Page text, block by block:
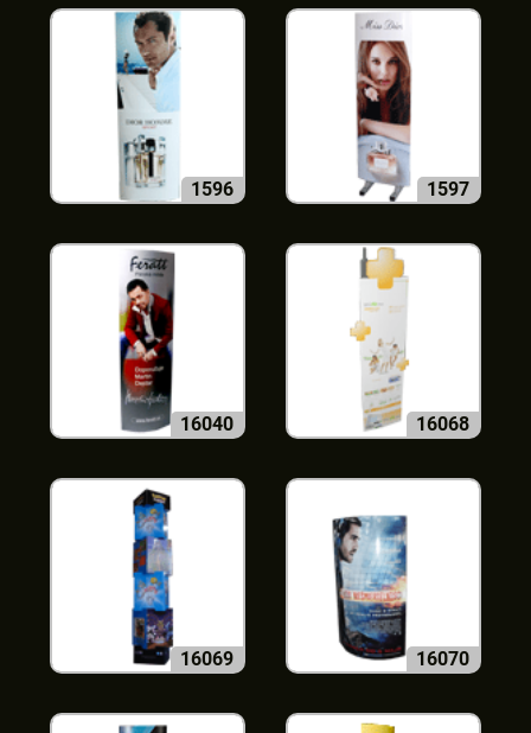
1596 1597
16040 16068
16069 16070